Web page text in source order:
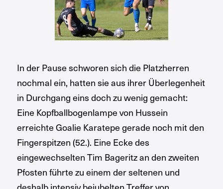
In der Pause schworen sich die Platzherren
nochmal ein, hatten sie aus ihrer Überlegenheit
in Durchgang eins doch zu wenig gemacht:
Eine Kopfballbogenlampe von Hussein
erreichte Goalie Karatepe gerade noch mit den
Fingerspitzen (52.). Eine Ecke des
eingewechselten Tim Bageritz an den zweiten
Pfosten führte zu einem der seltenen und